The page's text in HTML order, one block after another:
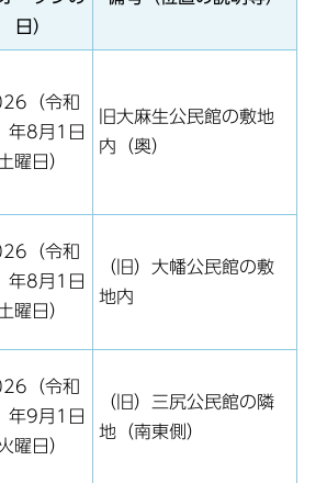
日）
（令和
年8月1日
曜日）
旧大麻生公民館の敷地
内（奥）
（令和
年8月1日
曜日）
（旧）大幡公民館の敷
地内
（令和
年9月1日
曜日）
（旧）三尻公民館の隣
地（南東側）